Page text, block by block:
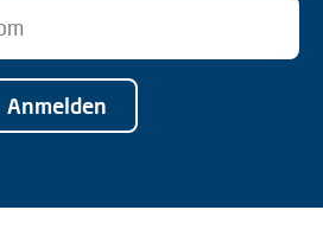
Anmelden